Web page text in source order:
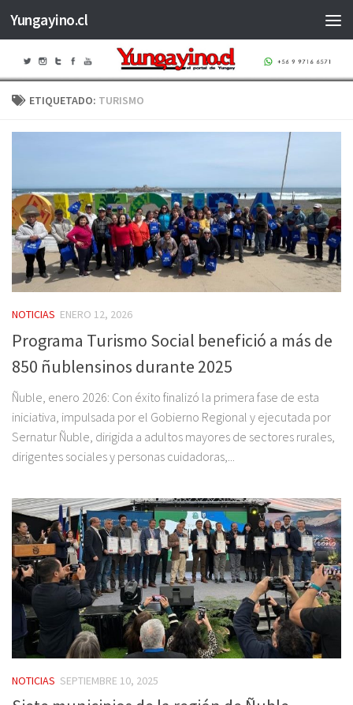
Saltar al contenido
Yungayino.cl
ETIQUETADO: TURISMO
NOTICIAS ENERO 12, 2026
Programa Turismo Social benefició a más de
850 ñublensinos durante 2025
Ñuble, enero 2026: Con éxito finalizó la primera fase de esta
iniciativa, impulsada por el Gobierno Regional y ejecutada por
Sernatur Ñuble, dirigida a adultos mayores de sectores rurales,
dirigentes sociales y personas cuidadoras,...
NOTICIAS SEPTIEMBRE 10, 2025